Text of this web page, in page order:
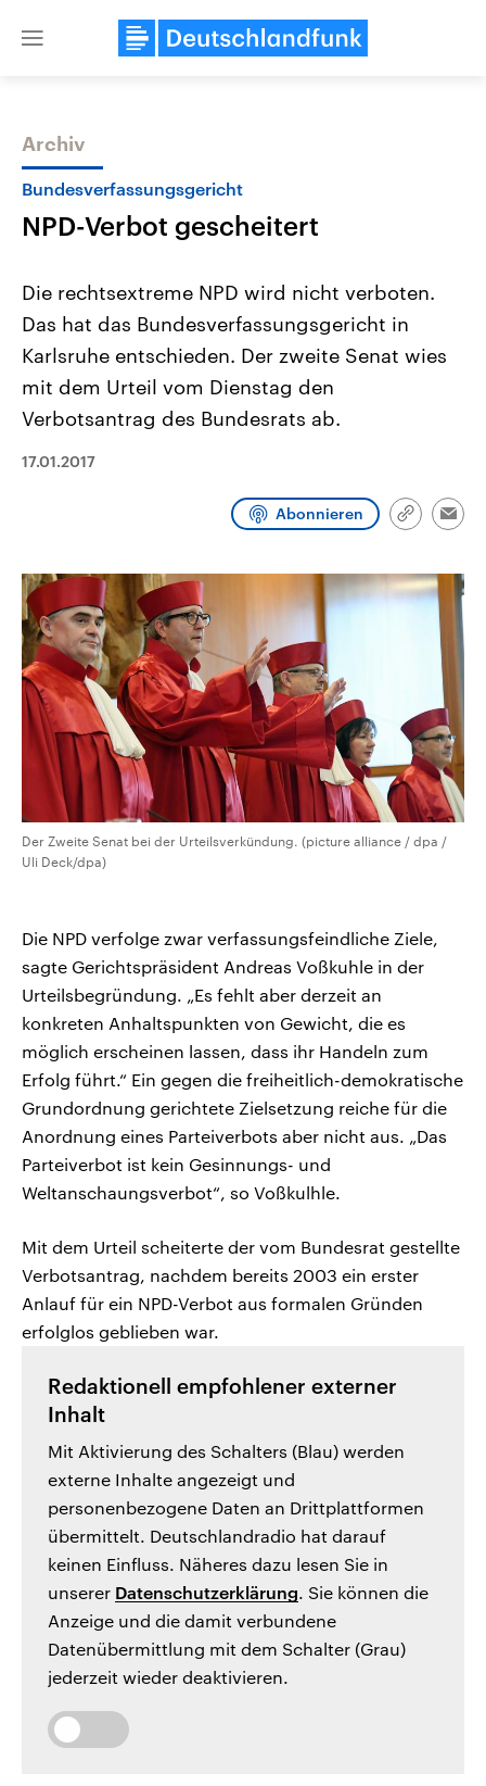
Close
Themen
Landtagswahl Sachsen-Anhalt
2026
Alle Informationen
Sachsen-Anhalt wählt am 6.
Landtag. Seit 2021 wird das
Wahlprogramme, aktuelle Berichte
und Kandidaten der anstehenden
Wahl.
USA
Aktuelle Beiträge,
Hintergründe
Wirtschaftlich und
aktuelle Weltgeschehen.
Audio-Archiv
Archiv
Bundesverfassungsgericht
NPD-Verbot gescheitert
Die rechtsextreme NPD wird nicht verboten.
Das hat das Bundesverfassungsgericht in
Karlsruhe entschieden. Der zweite Senat wies
mit dem Urteil vom Dienstag den
Verbotsantrag des Bundesrats ab.
17.01.2017
Abonnieren
Link
Der Zweite Senat bei der Urteilsverkündung. (picture alliance / dpa /
Uli Deck/dpa)
Die NPD verfolge zwar verfassungsfeindliche Ziele,
sagte Gerichtspräsident Andreas Voßkuhle in der
Urteilsbegründung. „Es fehlt aber derzeit an
konkreten Anhaltspunkten von Gewicht, die es
möglich erscheinen lassen, dass ihr Handeln zum
Erfolg führt.“ Ein gegen die freiheitlich-demokratische
Grundordnung gerichtete Zielsetzung reiche für die
Anordnung eines Parteiverbots aber nicht aus. „Das
Parteiverbot ist kein Gesinnungs- und
Weltanschaungsverbot“, so Voßkulhle.
Mit dem Urteil scheiterte der vom Bundesrat gestellte
Verbotsantrag, nachdem bereits 2003 ein erster
Anlauf für ein NPD-Verbot aus formalen Gründen
erfolglos geblieben war.
Redaktionell empfohlener externer
Inhalt
Mit Aktivierung des Schalters (Blau) werden
externe Inhalte angezeigt und
personenbezogene Daten an Drittplattformen
übermittelt. Deutschlandradio hat darauf
keinen Einfluss. Näheres dazu lesen Sie in
unserer Datenschutzerklärung. Sie können die
Anzeige und die damit verbundene
Datenübermittlung mit dem Schalter (Grau)
jederzeit wieder deaktivieren.